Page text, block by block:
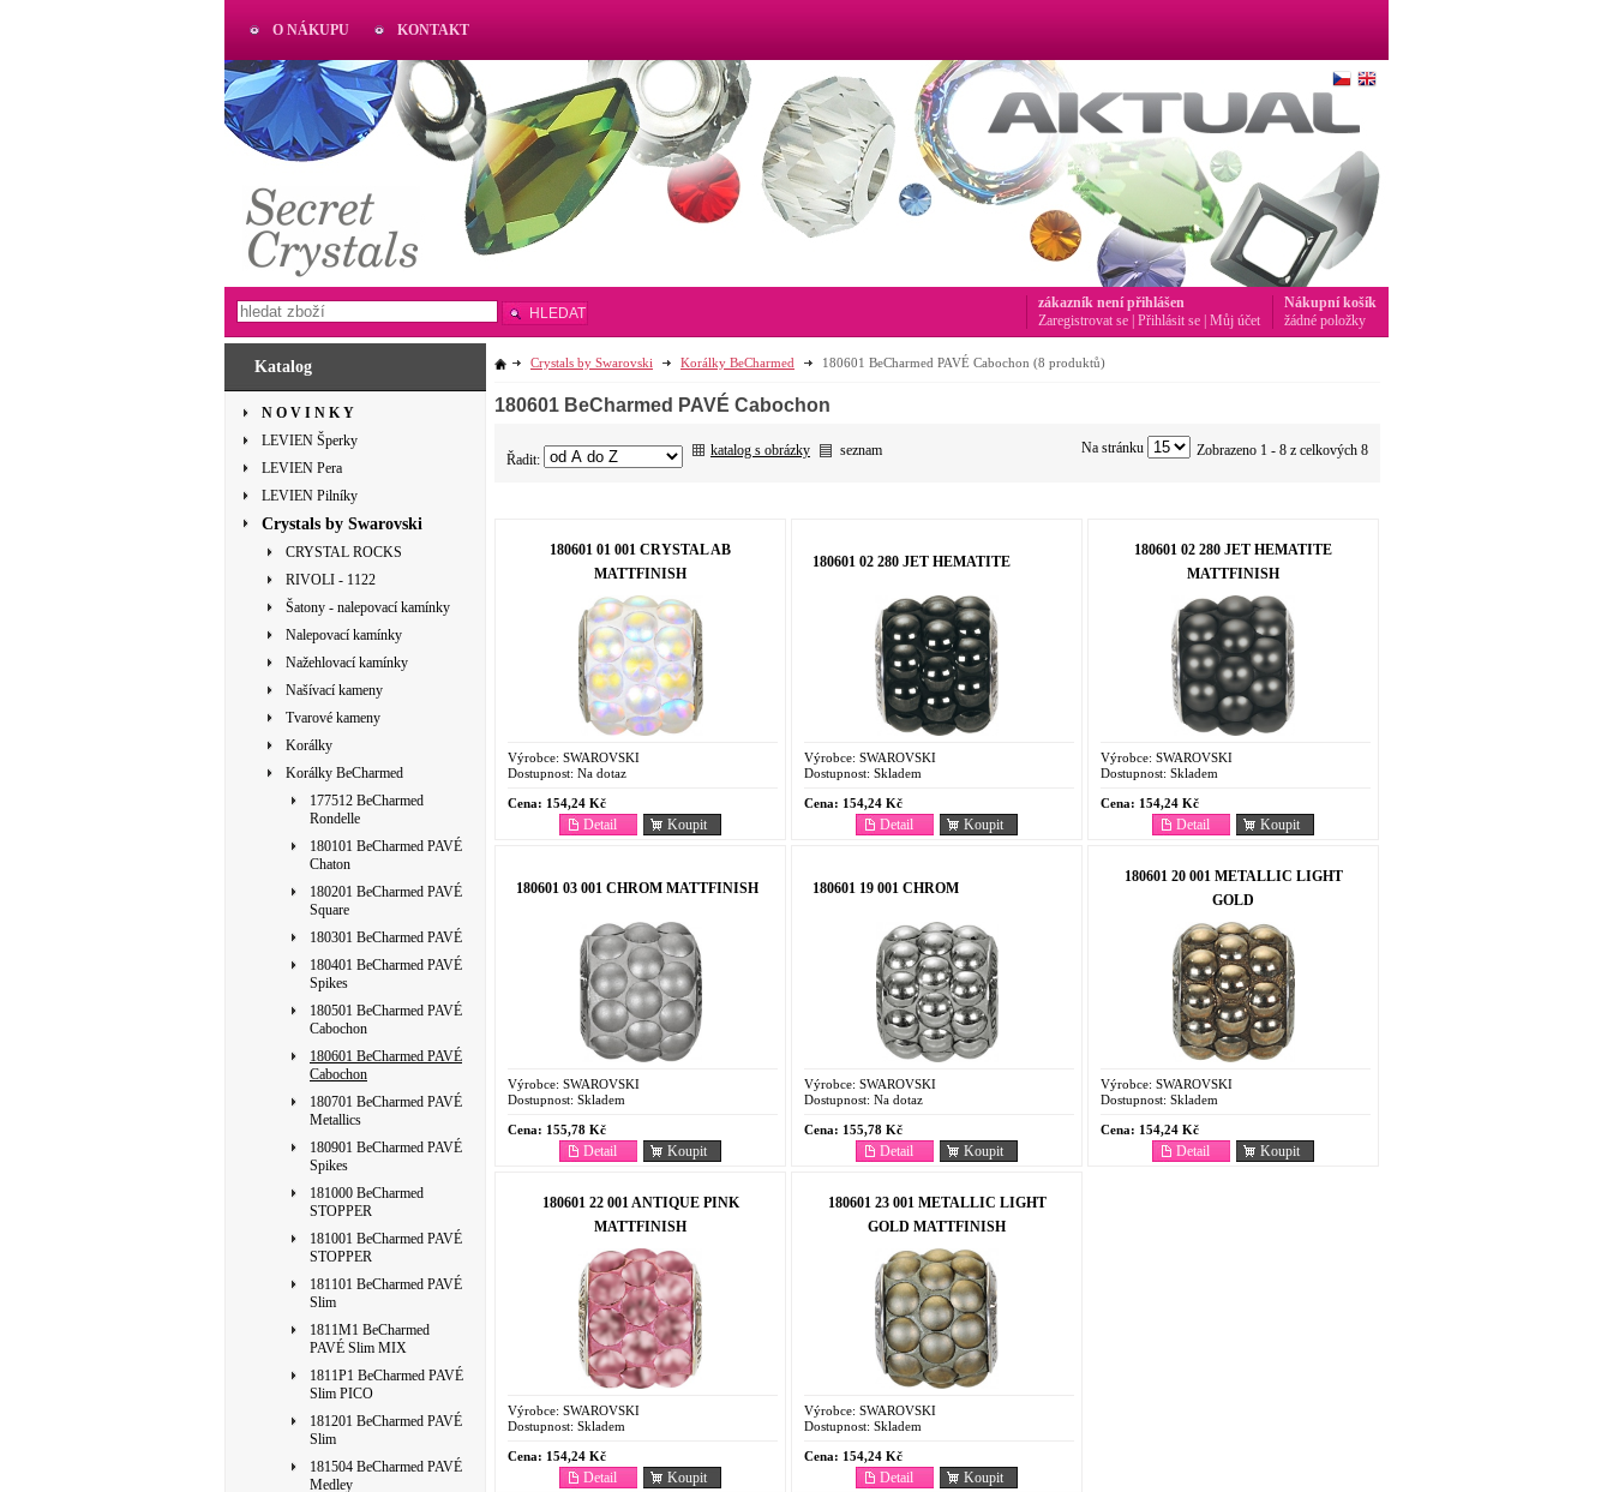
Katalog
N O V I N K Y
LEVIEN Šperky
LEVIEN Pera
LEVIEN Pilníky
Crystals by Swarovski
CRYSTAL ROCKS
RIVOLI - 1122
Šatony - nalepovací kamínky
Nalepovací kamínky
Nažehlovací kamínky
Našívací kameny
Tvarové kameny
Korálky
Korálky BeCharmed
177512 BeCharmed
Rondelle
180101 BeCharmed PAVÉ
Chaton
180201 BeCharmed PAVÉ
Square
180301 BeCharmed PAVÉ
180401 BeCharmed PAVÉ
Spikes
180501 BeCharmed PAVÉ
Cabochon
180601 BeCharmed PAVÉ
Cabochon
180701 BeCharmed PAVÉ
Metallics
180901 BeCharmed PAVÉ
Spikes
181000 BeCharmed
STOPPER
181001 BeCharmed PAVÉ
STOPPER
181101 BeCharmed PAVÉ
Slim
1811M1 BeCharmed
PAVÉ Slim MIX
1811P1 BeCharmed PAVÉ
Slim PICO
181201 BeCharmed PAVÉ
Slim
181504 BeCharmed PAVÉ
Medley
Crystals by Swarovski Korálky BeCharmed 180601 BeCharmed PAVÉ Cabochon (8 produktů)
180601 BeCharmed PAVÉ Cabochon
Řadit:
katalog s obrázky seznam Zobrazeno 1 - 8 z celkových 8
Na stránku
180601 01 001 CRYSTAL AB
MATTFINISH
Výrobce: SWAROVSKI
Dostupnost: Na dotaz
Cena: 154,24 Kč
Koupit
Detail
180601 02 280 JET HEMATITE
Výrobce: SWAROVSKI
Dostupnost: Skladem
Cena: 154,24 Kč
Koupit
Detail
180601 02 280 JET HEMATITE
MATTFINISH
Výrobce: SWAROVSKI
Dostupnost: Skladem
Cena: 154,24 Kč
Koupit
Detail
180601 03 001 CHROM MATTFINISH
Výrobce: SWAROVSKI
Dostupnost: Skladem
Cena: 155,78 Kč
Koupit
Detail
180601 19 001 CHROM
Výrobce: SWAROVSKI
Dostupnost: Na dotaz
Cena: 155,78 Kč
Koupit
Detail
180601 20 001 METALLIC LIGHT
GOLD
Výrobce: SWAROVSKI
Dostupnost: Skladem
Cena: 154,24 Kč
Koupit
Detail
180601 22 001 ANTIQUE PINK
MATTFINISH
Výrobce: SWAROVSKI
Dostupnost: Skladem
Cena: 154,24 Kč
Koupit
Detail
180601 23 001 METALLIC LIGHT
GOLD MATTFINISH
Výrobce: SWAROVSKI
Dostupnost: Skladem
Cena: 154,24 Kč
Koupit
Detail
O NÁKUPU KONTAKT
AKTUAL
www.aktual-koralky.cz
HLEDAT
Nákupní košík
žádné položky
zákazník není přihlášen
Zaregistrovat se Přihlásit se Můj účet